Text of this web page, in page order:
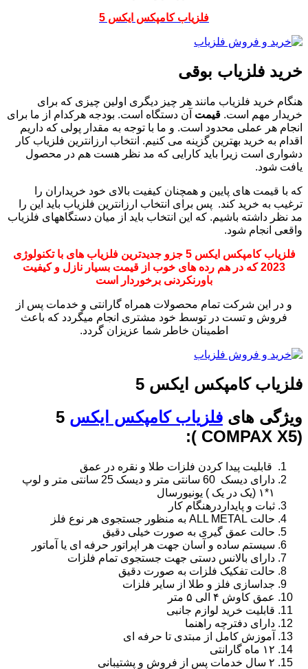
فلزیاب کامپکس ایکس 5
خرید فلزیاب بوقی
هنگام خرید فلزیاب مانند هر چیز دیگری اولین چیزی که برای
خریدار مهم است. قیمت آن دستگاه است. بودجه هرکدام از ما برای
انجام هر عملی محدود است. و ما با توجه به مقدار پولی که داریم
اقدام به خرید بهترین گزینه می کنیم. انتخاب ارزانترین فلزیاب کار
دشواری است زیرا باید کارایی که مد نظر هست هم در محصول
یافت شود.
که با قیمت های پایین و همچنان کیفیت بالای خود خریداران را
ترغیب به خرید کند. پس برای انتخاب ارزانترین فلزیاب باید این را
مد نظر داشته باشیم. که این انتخاب باید از میان دستگاههای فلزیاب
واقعی انجام شود.
فلزیاب کامپکس ایکس 5 جزو جدیدترین فلزیاب های با تکنولوژی
2023 که در هم رده های خوب از قیمت بسیار نازل و کیفیت
باورنکردنی برخوردار است
و در این شرکت تمام محصولات همراه گارانتی و خدمات پس از
فروش و تست در توسط خود مشتری انجام میگردد که باعث
اطمینان خاطر شما عزیزان گردد.
فلزیاب کامپکس ایکس 5
ویژگی های فلزیاب کامپکس ایکس 5
(COMPAX X5 ):
قابلیت پیدا کردن فلزات طلا و نقره در عمق
دارای دیسک 60 سانتی متر و دیسک 25 سانتی متر و لوپ
۱*۱ (یک در یک ) یونیورسال
ثبات و پایداردرهنگام کار
حالت ALL METAL به منظور جستجوی هر نوع فلز
حالت عمق گیری به صورت خیلی دقیق
سیستم ساده و آسان جهت هر اپراتور حرفه ای یا آماتور
دارای بالانس دستی جهت جستجوی تمام فلزات
حالت تفکیک فلزات به صورت دقیق
جداسازی فلز و طلا از سایر فلزات
عمق کاوش ۴ الی ۵ متر
قابلیت خرید لوازم جانبی
دارای دفترچه راهنما
آموزش کامل از مبتدی تا حرفه ای
۱۲ ماه گارانتی
۲ سال خدمات پس از فروش و پشتیبانی